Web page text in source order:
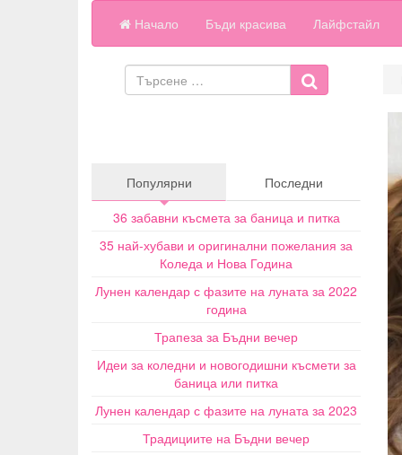
Начало Бъди красива Лайфстайл
Популярни
Последни
36 забавни късмета за баница и питка
35 най-хубави и оригинални пожелания за
Коледа и Нова Година
Лунен календар с фазите на луната за 2022
година
Трапеза за Бъдни вечер
Идеи за коледни и новогодишни късмети за
баница или питка
Лунен календар с фазите на луната за 2023
Традициите на Бъдни вечер